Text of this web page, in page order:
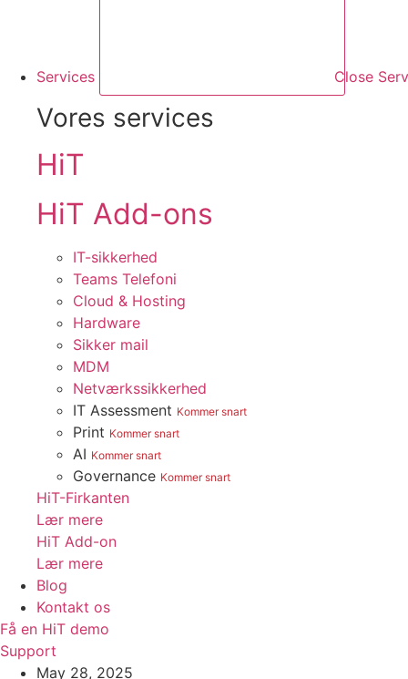
Services Close
Vores services
HiT
HiT Add-ons
IT-sikkerhed
Teams Telefoni
Cloud & Hosting
Hardware
Sikker mail
MDM
Netværkssikkerhed
IT Assessment Kommer snart
Print Kommer snart
AI Kommer snart
Governance Kommer snart
HiT-Firkanten
Lær mere
HiT Add-on
Lær mere
Blog
Kontakt os
Få en HiT demo
Support
May 28, 2025